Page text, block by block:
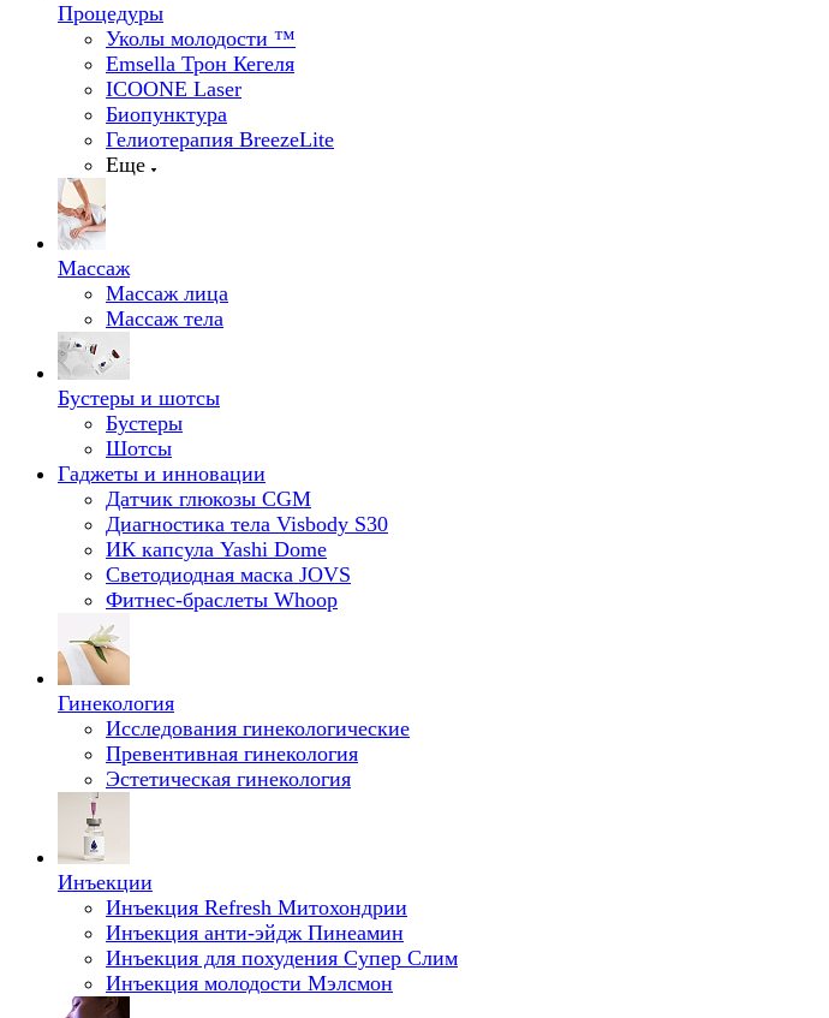
Процедуры
Уколы молодости ™
Emsella Трон Кегеля
ICOONE Laser
Биопунктура
Гелиотерапия BreezeLite
Еще
Массаж
Массаж лица
Массаж тела
Бустеры и шотсы
Бустеры
Шотсы
Гаджеты и инновации
Датчик глюкозы CGM
Диагностика тела Visbody S30
ИК капсула Yashi Dome
Светодиодная маска JOVS
Фитнес-браслеты Whoop
Гинекология
Исследования гинекологические
Превентивная гинекология
Эстетическая гинекология
Инъекции
Инъекция Refresh Митохондрии
Инъекция анти-эйдж Пинеамин
Инъекция для похудения Супер Слим
Инъекция молодости Мэлсмон